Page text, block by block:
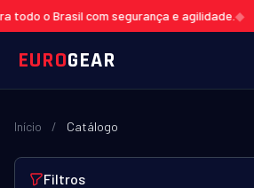
o Brasil com segurança e agilidade.◆
EUROGEAR
Início / Catálogo
Filtros